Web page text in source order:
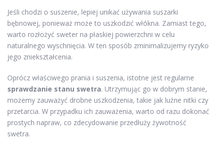
Jeśli chodzi o suszenie, lepiej unikać używania suszarki
bębnowej, ponieważ może to uszkodzić włókna. Zamiast tego,
warto rozłożyć sweter na płaskiej powierzchni w celu
naturalnego wyschnięcia. W ten sposób zminimalizujemy ryzyko
jego zniekształcenia.
Oprócz właściwego prania i suszenia, istotne jest regularne
sprawdzanie stanu swetra. Utrzymując go w dobrym stanie,
możemy zauważyć drobne uszkodzenia, takie jak luźne nitki czy
przetarcia. W przypadku ich zauważenia, warto od razu dokonać
prostych napraw, co zdecydowanie przedłuży żywotność
swetra.